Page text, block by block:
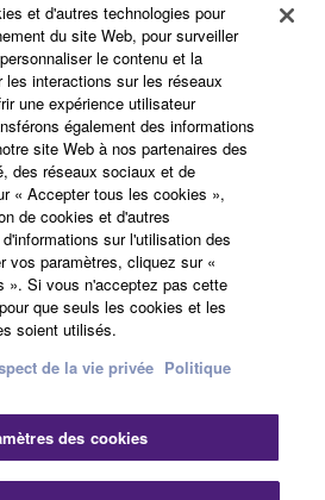
Conditions d'utilisation
privéePolitique relative aux cookies
Mentions légales
et d'autres technologies pour
du site Web, pour surveiller
le contenu et la
interactions sur les réseaux
une expérience utilisateur
également des informations
site Web à nos partenaires des
des réseaux sociaux et de
« Accepter tous les cookies »,
de cookies et d'autres
sur l'utilisation des
vos paramètres, cliquez sur «
». Si vous n'acceptez pas cette
pour que seuls les cookies et les
soient utilisés.
de la vie privée Politique
des cookies